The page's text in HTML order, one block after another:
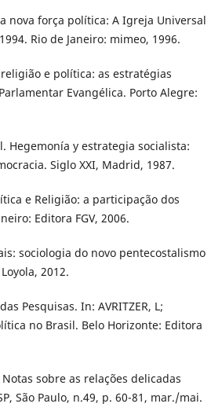
nova força política: A Igreja Universal
Rio de Janeiro: mimeo, 1996.
religião e política: as estratégias
Evangélica. Porto Alegre:
Hegemonía y estrategia socialista:
Siglo XXI, Madrid, 1987.
e Religião: a participação dos
Editora FGV, 2006.
sociologia do novo pentecostalismo
2012.
Pesquisas. In: AVRITZER, L;
no Brasil. Belo Horizonte: Editora
sobre as relações delicadas
São Paulo, n.49, p. 60-81, mar./mai.